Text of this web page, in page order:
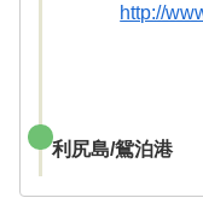
http://
利尻島/鴛泊港